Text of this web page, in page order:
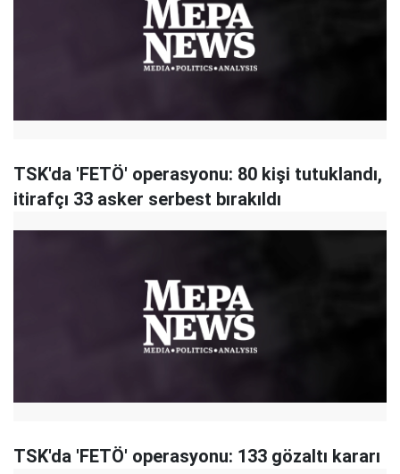
TSK'da 'FETÖ' operasyonu: 80 kişi tutuklandı,
itirafçı 33 asker serbest bırakıldı
TSK'da 'FETÖ' operasyonu: 133 gözaltı kararı